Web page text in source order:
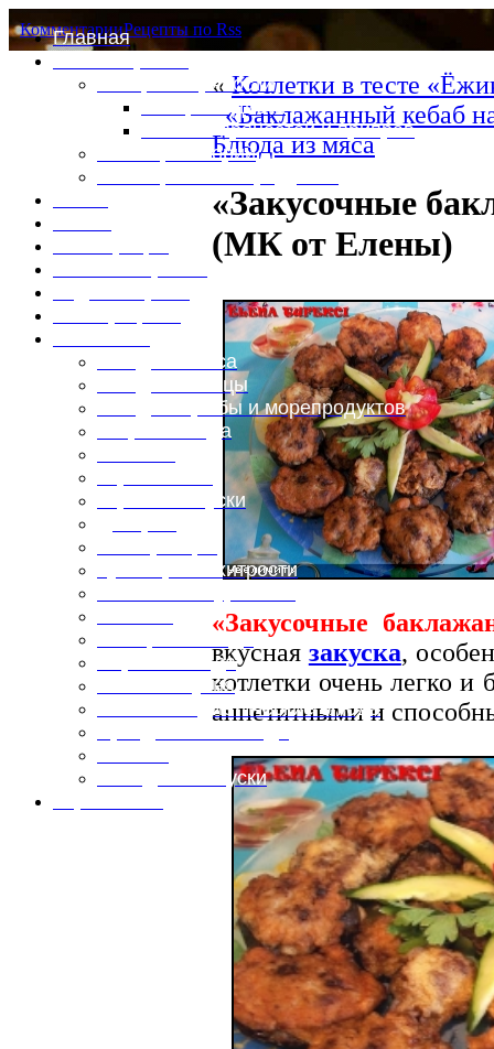
Главная
Специи и пряности
Специи и диета
Каталог пряностей и приправ
Таблица калорий
Блюда из мяса
Блюда из птицы
Блюда из рыбы и морепродуктов
Вторые блюда
Горячие закуски
Кулинарные хитрости
Первые блюда
Полевая кухня
Постные и диетические блюда
Холодные закуски
КомментарииРецепты по Rss
«Котлетки в тесте
«Баклажанный кебаб
Блюда из мяса
«Закусочные
(МК от Елены)
«Закусочные
вкусная закуска,
котлетки очень легко
аппетитными и